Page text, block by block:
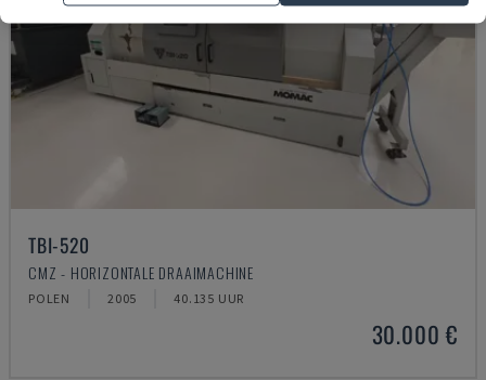
TBI-520
CMZ - HORIZONTALE DRAAIMACHINE
POLEN 2005 40.135 UUR
30.000 €